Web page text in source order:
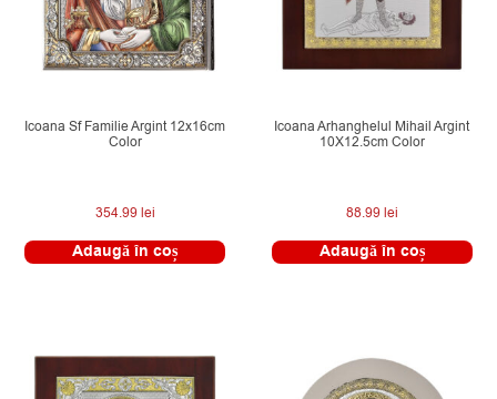
Icoana Sf Familie Argint 12x16cm
Color
354.99lei
Adaugă în coș
Icoana Arhanghelul Mihail Argint
10X12.5cm Color
88.99lei
Adaugă în coș